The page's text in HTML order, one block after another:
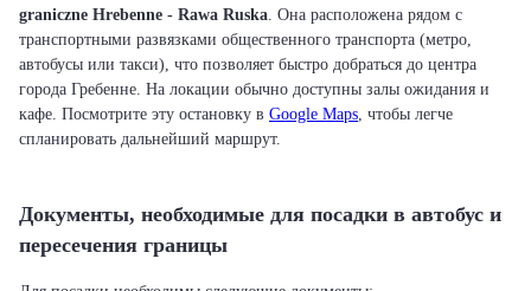
graniczne Hrebenne - Rawa Ruska. Она расположена рядом с
транспортными развязками общественного транспорта (метро,
автобусы или такси), что позволяет быстро добраться до центра
города Гребенне. На локации обычно доступны залы ожидания и
кафе. Посмотрите эту остановку в Google Maps, чтобы легче
спланировать дальнейший маршрут.
Документы, необходимые для посадки в автобус и
пересечения границы